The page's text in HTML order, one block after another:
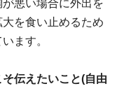
悪い場合に外出を
を食い止めるため
ます。
伝えたいこと(自由